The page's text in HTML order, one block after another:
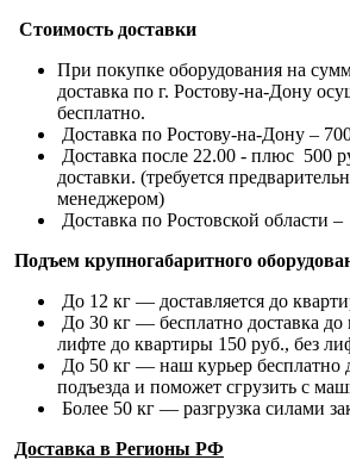
Стоимость доставки
При покупке оборудования на
доставка по г. Ростову-на-Дону
бесплатно.
Доставка по Ростову-на-Дону –
Доставка после 22.00 - плюс 500
доставки. (требуется
менеджером)
Доставка по Ростовской области
Подъем крупногабаритного
До 12 кг — доставляется до
До 30 кг — бесплатно доставка до
лифте до квартиры 150 руб., без
До 50 кг — наш курьер бесплатно
подъезда и поможет сгрузить с
Более 50 кг — разгрузка силами
Доставка в Регионы РФ